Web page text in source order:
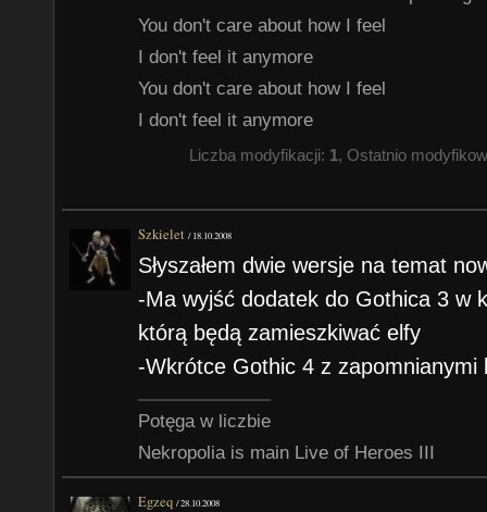
You don't care about how I feel
I don't feel it anymore
You don't care about how I feel
I don't feel it anymore
Liczba modyfikacji: 1, Ostatnio
Szkielet /18.10.2008
Słyszałem dwie wersje na temat
-Ma wyjść dodatek do Gothica 3 w
którą będą zamieszkiwać elfy
-Wkrótce Gothic 4 z
Potęga w liczbie
Nekropolia is main Live of Heroes III
Egzeq /28.10.2008